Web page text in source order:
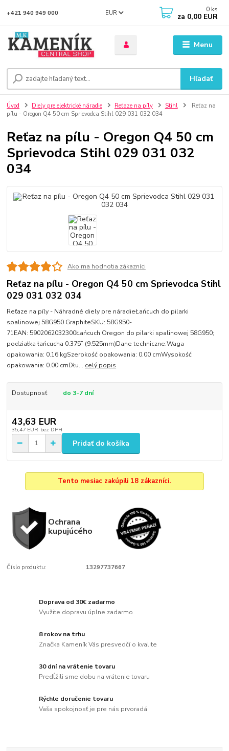
Menu
EUR
Hľadať
+421 940 949 000 0 ks
za 0,00 EUR
Úvod Diely pre elektrické náradie Reťaze na píly Stihl
Reťaz na
pílu - Oregon Q4 50 cm Sprievodca Stihl 029 031 032 034
Reťaz na pílu - Oregon Q4 50 cm
Sprievodca Stihl 029 031 032
034
Ako ma hodnotia zákazníci
Reťaz na pílu - Oregon Q4 50 cm Sprievodca Stihl
029 031 032 034
Reťaze na píly - Náhradné diely pre náradieŁańcuch do pilarki
spalinowej 58G950 GraphiteSKU: 58G950-
71EAN: 5902062032300Łańcuch Oregon do pilarki spalinowej 58G950;
podziałka łańcucha 0.375” (9.525mm)Dane techniczne:Waga
opakowania: 0.16 kgSzerokość opakowania: 0.00 cmWysokość
opakowania: 0.00 cmDłu... celý popis
Dostupnosť do 3-7 dní
43,63 EUR
35,47 EUR bez DPH
Pridať do košíka
Tento mesiac zakúpili 18 zákazníci.
Ochrana
kupujúcého
Číslo produktu: 13297737667
Doprava od 30€ zadarmo
Využite dopravu úplne zadarmo
8 rokov na trhu
Značka Kameník Vás presvedčí o kvalite
30 dní na vrátenie tovaru
Predĺžili sme dobu na vrátenie tovaru
Rýchle doručenie tovaru
Vaša spokojnosť je pre nás prvoradá